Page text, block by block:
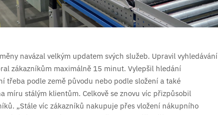
navázal velkým updatem svých služeb. Upravil vyhledávání
zákazníkům maximálně 15 minut. Vylepšil hledání
třeba podle země původu nebo podle složení a také
míru stálým klientům. Celkově se znovu víc přizpůsobil
„Stále víc zákazníků nakupuje přes vložení nákupního